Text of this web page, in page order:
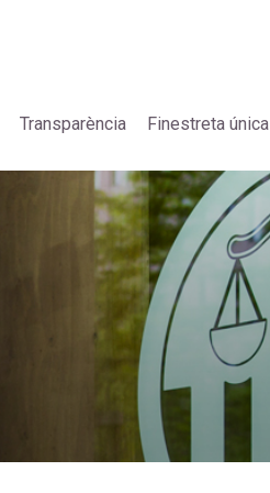
Transparència Finestreta única